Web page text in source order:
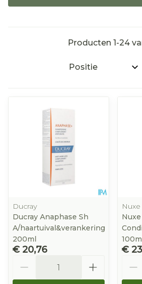
Producten 1-24
Sorteer op:
Ducray
Ducray Anaphase Sh
A/haartuival&verankering
200ml
€ 20,76
Nuxe
€